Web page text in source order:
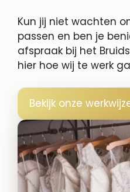
Kun jij niet wachten
passen en ben je
afspraak bij het
hier hoe wij te werk
Bekijk onze